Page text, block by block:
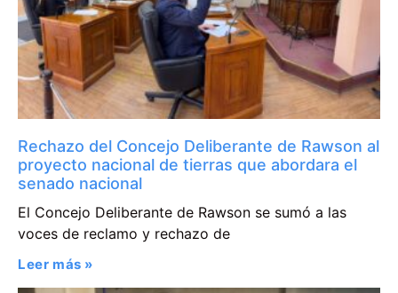
Rechazo del Concejo Deliberante de Rawson al
proyecto nacional de tierras que abordara el
senado nacional
El Concejo Deliberante de Rawson se sumó a las
voces de reclamo y rechazo de
Leer más »